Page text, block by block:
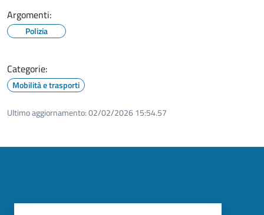
Argomenti:
Polizia
Categorie:
Mobilità e trasporti
Ultimo aggiornamento:02/02/2026 15:54.57